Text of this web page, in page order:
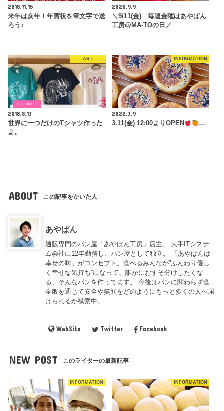
2018.11.15
来年は亥年！年賀状を筆文字で送
ろう♪
2020.9.9
＼9/11(金) 毎週金曜はあやぱん
工房@MA-TOの日／
ART
2018.8.13
世界に一つだけのTシャツ作った
よ。
INFORMATION
2022.3.9
3.11(金) 12:00よりOPEN
…
ABOUT この記事をかいた人
あやぱん
通販専門のパン屋「あやぱん工房」店主。 大手ITシステ
ム会社に12年勤務し、パン屋として独立。 「あやぱんは
幸せの味」がコンセプト。食べるみんなが”ふんわり優し
く幸せな気持ち”になって、誰かにおすそ分けしたくな
る、そんなパンを作ってます。 今後はパンに関わらず食
全般を通じて安全や笑顔をどのようにもっと多くの人へ届
けられるか模索中。
WebSite Twitter Facebook
NEW POST このライターの最新記事
INFORMATION INFORMATION